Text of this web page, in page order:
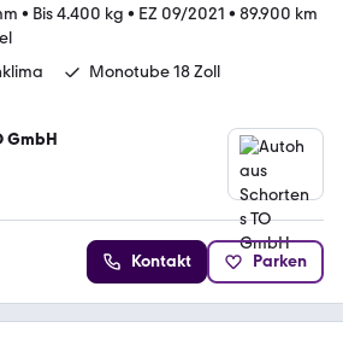
• Bis 4.400 kg • EZ 09/2021 • 89.900 km
Monotube 18 Zoll
GmbH
Kontakt Parken